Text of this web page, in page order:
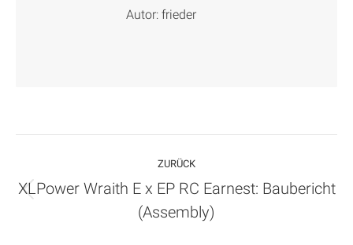
Autor: frieder
Kommentarnavigation
ZURÜCK
Vorheriger
Beitrag:
XLPower Wraith E x EP RC Earnest: Baubericht
(Assembly)